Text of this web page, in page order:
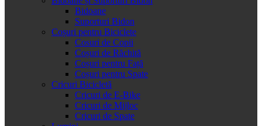
Bidoane
Suporturi Bidon
Coșuri pentru Biciclete
Cosuri de Copii
Coșuri de Răchită
Coșuri pentru Față
Coșuri pentru Spate
Cricuri Bicicletă
Cricuri de E-Bike
Cricuri de Mijloc
Cricuri de Spate